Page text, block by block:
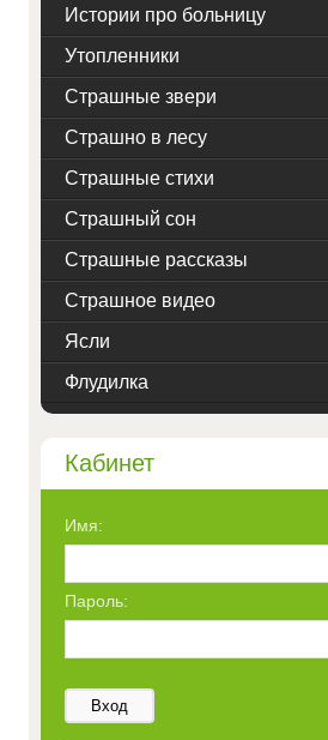
Истории про больницу
Утопленники
Страшные звери
Страшно в лесу
Страшные стихи
Страшный сон
Страшные рассказы
Страшное видео
Ясли
Флудилка
Кабинет
Имя:
Пароль:
Вход